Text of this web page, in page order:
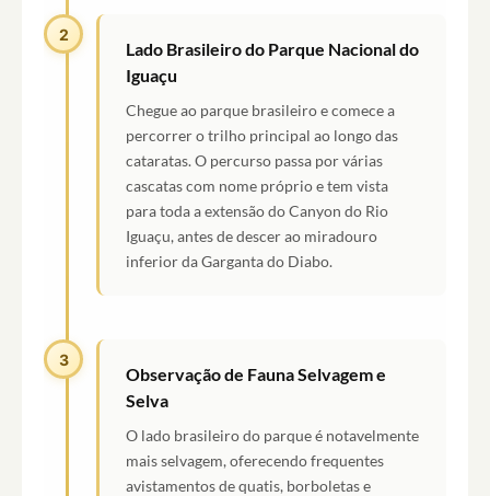
2
Lado Brasileiro do Parque Nacional do
Iguaçu
Chegue ao parque brasileiro e comece a
percorrer o trilho principal ao longo das
cataratas. O percurso passa por várias
cascatas com nome próprio e tem vista
para toda a extensão do Canyon do Rio
Iguaçu, antes de descer ao miradouro
inferior da Garganta do Diabo.
3
Observação de Fauna Selvagem e
Selva
O lado brasileiro do parque é notavelmente
mais selvagem, oferecendo frequentes
avistamentos de quatis, borboletas e